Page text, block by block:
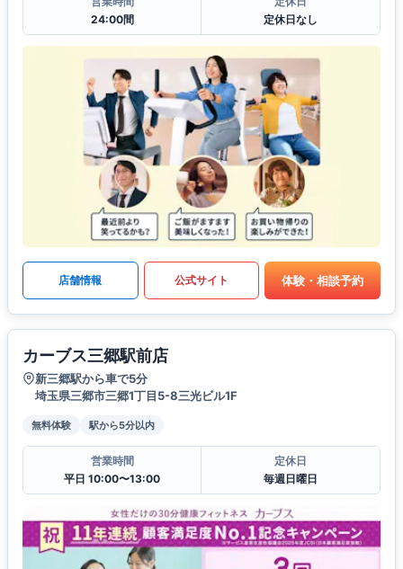
24:00間
定休日なし
店舗情報 公式サイト 体験・相談予約
カーブス三郷駅前店
新三郷駅から車で5分
埼玉県三郷市三郷1丁目5-8三光ビル1F
無料体験 駅から5分以内
営業時間
平日 10:00〜13:00
定休日
毎週日曜日